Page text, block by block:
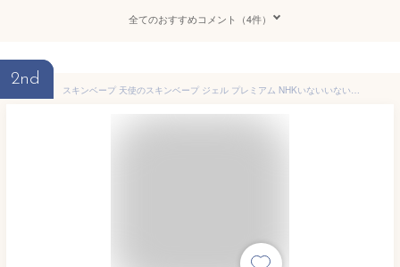
全てのおすすめコメント（4件）
2nd
スキンベープ 天使のスキンベープ ジェル プレミアム NHKいないいないばあっ! 虫よけ イカリジン ベビーソープの香り 50g アルコールフリー 蚊 マダニ ヌカカ トコジラミ ワンワン ぽぅぽ【防除用医薬部外品】